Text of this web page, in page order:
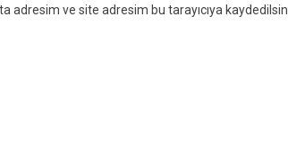
adresim ve site adresim bu tarayıcıya kaydedilsin.